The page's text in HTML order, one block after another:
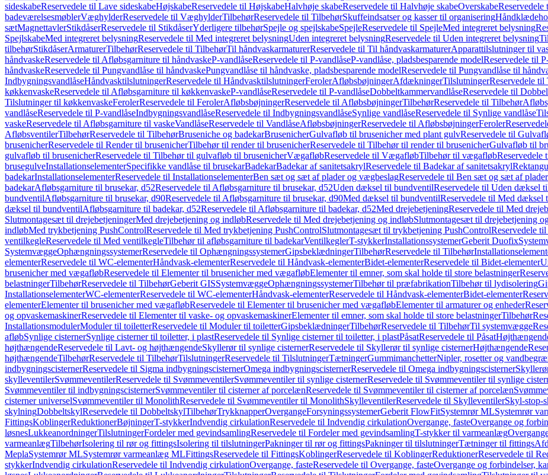
sideskabeReservedele til Lave sideskabeHøjskabeReservedele til HøjskabeHalvhøje skabeReservedele til Halvhøje skabeOverskabeReservedele
badeværelsesmøblerVæghylderReservedele til VæghylderTilbehørReservedele til TilbehørSkuffeindsatser og kasser til organisering
sætMagnettavlerStikdåserReservedele til StikdåserYderligere tilbehørSpejle og spejlskabeSpejleReservedele til SpejleMed integreret belysning
SpejlskabeMed integreret belysningReservedele til Med integreret belysningUden integreret belysningReservedele til Uden integreret belysning
tilbehørStikdåserArmaturerTilbehørReservedele til TilbehørTil håndvaskarmaturerReservedele til Til håndvaskarmaturerApparattilslutninger til
håndvaskeReservedele til Afløbsgarniture til håndvaskeP-vandlåseReservedele til P-vandlåseP-vandlåse, pladsbesparende modelReservedele til
håndvaskeReservedele til Pungvandlåse til håndvaskePungvandlåse til håndvaske, pladsbesparende modelReservedele til Pungvandlåse til
IndbygningsvandlåseHåndvasktilslutningerReservedele til HåndvasktilslutningerFerolerAfløbsbøjningerAfdækningerTilslutningerReservedele
køkkenvaskeReservedele til Afløbsgarniture til køkkenvaskeP-vandlåseReservedele til P-vandlåseDobbeltkammervandlåseReservedele til
Tilslutninger til køkkenvaskeFerolerReservedele til FerolerAfløbsbøjningerReservedele til AfløbsbøjningerTilbehørReservedele til Tilbehør
vandlåseReservedele til P-vandlåseIndbygningsvandlåseReservedele til IndbygningsvandlåseSynlige vandlåseReservedele til Synlige vandlåse
vaskeReservedele til Afløbsgarniture til vaskeVandlåseReservedele til VandlåseAfløbsbøjningerReservedele til AfløbsbøjningerFeroler
AfløbsventilerTilbehørReservedele til TilbehørBruseniche og badekarBrusenicherGulvafløb til brusenicher med plant gulvReservedele til
brusenicherReservedele til Render til brusenicherTilbehør til render til brusenicherReservedele til Tilbehør til render til brusenicherGulvafløb til
gulvafløb til brusenicherReservedele til Tilbehør til gulvafløb til brusenicherVægafløbReservedele til VægafløbTilbehør til vægafløb
brusegulveInstallationselementerSpecifikke vandlåse til brusekarBadekarBadekar af sanitetsakrylReservedele til Badekar af sanitetsakryl
badekarInstallationselementerReservedele til InstallationselementerBen sæt og sæt af plader og vægbeslagReservedele til Ben sæt og sæt af
badekarAfløbsgarniture til brusekar, d52Reservedele til Afløbsgarniture til brusekar, d52Uden dæksel til bundventilReservedele til Uden dæksel
bundventilAfløbsgarniture til brusekar, d90Reservedele til Afløbsgarniture til brusekar, d90Med dæksel til bundventilReservedele til Med dæksel
dæksel til bundventilAfløbsgarniture til badekar, d52Reservedele til Afløbsgarniture til badekar, d52Med drejebetjeningReservedele til Med
Slutmontagesæt til drejebetjeningerMed drejebetjening og indløbReservedele til Med drejebetjening og indløbSlutmontagesæt til drejebetjening
indløbMed trykbetjening PushControlReservedele til Med trykbetjening PushControlSlutmontagesæt til trykbetjening PushControlReservedele
ventilkegleReservedele til Med ventilkegleTilbehør til afløbsgarniture til badekarVentilkeglerT-stykkerInstallationssystemerGeberit Duofix
SystemvæggeOphængningssystemerReservedele til OphængningssystemerGipsbeklædningerTilbehørReservedele til Tilbehør
elementerReservedele til WC-elementerHåndvask-elementerReservedele til Håndvask-elementerBidet-elementerReservedele til Bidet-elementer
brusenicher med vægafløbReservedele til Elementer til brusenicher med vægafløbElementer til emner, som skal holde til store belastninger
belastningerTilbehørReservedele til TilbehørGeberit GISSystemvæggeOphængningssystemerTilbehør til præfabrikationTilbehør til lydisolering
InstallationselementerWC-elementerReservedele til WC-elementerHåndvask-elementerReservedele til Håndvask-elementerBidet-elementer
elementerElementer til brusenicher med vægafløbReservedele til Elementer til brusenicher med vægafløbElementer til armaturer og enheder
og opvaskemaskinerReservedele til Elementer til vaske- og opvaskemaskinerElementer til emner, som skal holde til store belastningerTilbehør
InstallationsmodulerModuler til toiletterReservedele til Moduler til toiletterGipsbeklædningerTilbehørReservedele til TilbehørTil systemvægge
afløbSynlige cisternerSynlige cisterner til toiletter, i plastReservedele til Synlige cisterner til toiletter, i plastPåsatReservedele til Påsat
højthængendeReservedele til Lavt- og højthængendeSkyllerør til synlige cisternerReservedele til Skyllerør til synlige cisternerHøjthængende
højthængendeTilbehørReservedele til TilbehørTilslutningerReservedele til TilslutningerTætningerGummimanchetterNipler, rosetter og
indbygningscisternerReservedele til Sigma indbygningscisternerOmega indbygningscisternerReservedele til Omega indbygningscisterner
skylleventilerSvømmeventilerReservedele til SvømmeventilerSvømmeventiler til synlige cisternerReservedele til Svømmeventiler til synlige
Svømmeventiler til indbygningscisternerSvømmeventiler til cisterner af porcelænReservedele til Svømmeventiler til cisterner af porcelæn
cisterner universelSvømmeventiler til MonolithReservedele til Svømmeventiler til MonolithSkylleventilerReservedele til SkylleventilerSkyl-stop-
skylningDobbeltskylReservedele til DobbeltskylTilbehørTrykknapperOvergangeForsyningssystemerGeberit FlowFitSystemrør MLSystemrør
FittingsKoblingerReduktionerBøjningerT-stykkerIndvendig cirkulationReservedele til Indvendig cirkulationOvergange, fasteOvergange og
løsnesLukkeanordningerTilslutningerFordeler med gevindsamlingReservedele til Fordeler med gevindsamlingT-stykker til varmeanlæg
varmeanlægTilbehørIsolering til rør og fittingsIsolering til tilslutningerPakninger til rør og fittingsPakninger til tilslutningerTætninger til fittings
MeplaSystemrør MLSystemrør varmeanlæg MLFittingsReservedele til FittingsKoblingerReservedele til KoblingerReduktionerReservedele til
stykkerIndvendig cirkulationReservedele til Indvendig cirkulationOvergange, fasteReservedele til Overgange, fasteOvergange og forbindelser,